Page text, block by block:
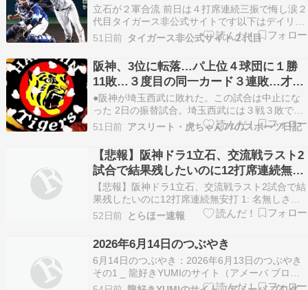
立石が２軍合流 前日は４打席連続三振で悔し涙２
代目タイガース非公式サイトです以下はデイリー
さんの記事をそのまま掲載します 阪神のドラフト
１位・立石正広内野手（２２）＝創価大＝が１７
日、２軍に合流した...
51日前 タイガース非公式サイト２代目
阪神、3位に転落…パ上位４球団に１勝
11敗…３度目の同一カード３連敗…才木
が６回１失点も４敗目…
●阪神が埼玉西武に敗れた。この試合は中止にな
った 2日の振替試合。埼玉西武には３戦３敗で同
一カード３連敗を意味する。阪神が同一カード３
連敗を喫するのは３度目だが、いずれも交流戦期
間のもの。北海道日本ハム、福岡ソフトバンク、
そして埼玉西武にやられた。今季４度目の零封負
けで３位に転…
51日前 アスリート・虎ちゃん77のスポーツ日記
【悲報】阪神ドラ1立石、交流戦ラスト2
試合で結果残したいのに12打席連続無安
打
【悲報】阪神ドラ1立石、交流戦ラスト2試合で結
果残したいのに12打席連続無安打 1: 名無しさん
＠＼(^o^)／ 2026/06/16 (火) 08:35:18.623
ID:pGQzpzPXmH 阪神のドラフト1位・立石正広
内野手（22）＝創価大＝が15日、交流戦ラスト2
試合…
52日前 とらほー速報
2026年6月14日のつぶやき
6月14日のつぶやき：2026年6月13日のつぶやき
その1 _ 龍好きYUMIのサイト（アメーバ ブログ
編） 2026年6月13日のつぶやきその2 _ 龍好き